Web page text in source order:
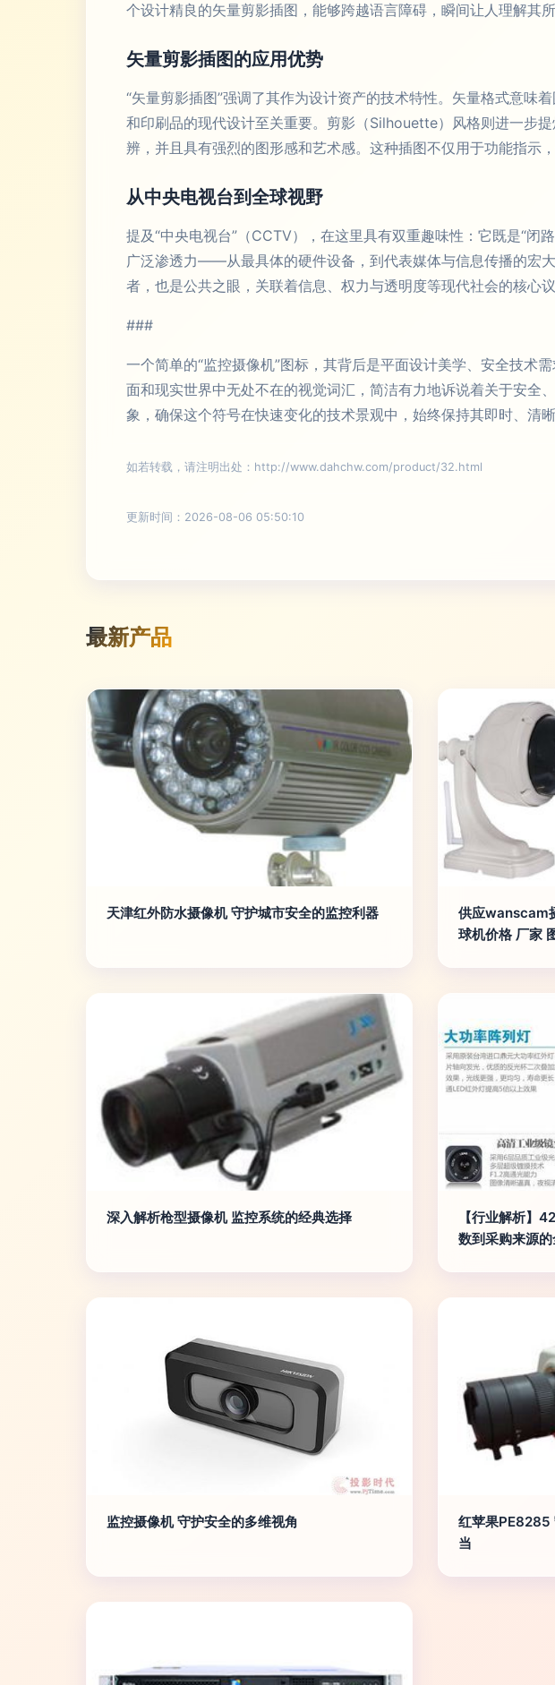
个设计精良的矢量剪影插图，能够跨越语言障碍，瞬间让人理解其
矢量剪影插图的应用优势
“矢量剪影插图”强调了其作为设计资产的技术特性。矢量格式意味
和印刷品的现代设计至关重要。剪影（Silhouette）风格则进一步
辨，并且具有强烈的图形感和艺术感。这种插图不仅用于功能指示
从中央电视台到全球视野
提及“中央电视台”（CCTV），在这里具有双重趣味性：它既是“
广泛渗透力——从最具体的硬件设备，到代表媒体与信息传播的宏
者，也是公共之眼，关联着信息、权力与透明度等现代社会的核心议
###
一个简单的“监控摄像机”图标，其背后是平面设计美学、安全技术
面和现实世界中无处不在的视觉词汇，简洁有力地诉说着关于安全
象，确保这个符号在快速变化的技术景观中，始终保持其即时、清晰
如若转载，请注明出处：http://www.dahchw.com/product/32.html
更新时间：2026-08-06 05:50:10
最新产品
天津红外防水摄像机 守护城市安全的监控利器
供应wanscam
球机价格 厂家
深入解析枪型摄像机 监控系统的经典选择
【行业解析】
数到采购来源
监控摄像机 守护安全的多维视角
红苹果PE8285
当